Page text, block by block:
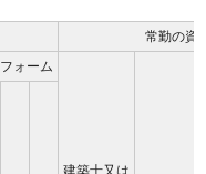
常勤の資
ォーム
建築士又は